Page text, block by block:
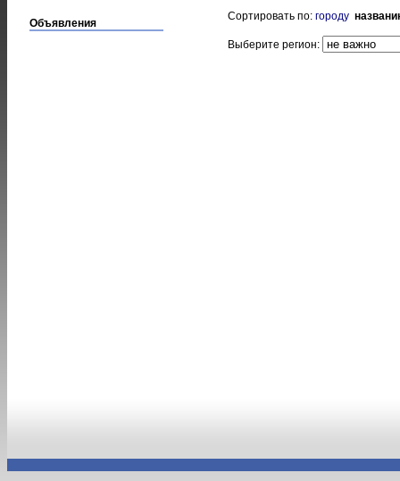
Объявления
Сортировать по: городу
Выберите регион: